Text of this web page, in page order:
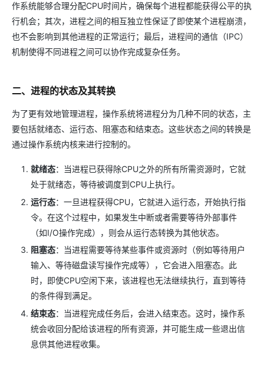
作系统能够合理分配CPU时间片，确保每个进程都能获得公平的执
行机会；其次，进程之间的相互独立性保证了即使某个进程崩溃，
也不会影响到其他进程的正常运行；最后，进程间的通信（IPC）
机制使得不同进程之间可以协作完成复杂任务。
二、进程的状态及其转换
为了更有效地管理进程，操作系统将进程分为几种不同的状态，主
要包括就绪态、运行态、阻塞态和结束态。这些状态之间的转换是
通过操作系统内核来进行控制的。
就绪态：当进程已获得除CPU之外的所有所需资源时，它就
处于就绪态，等待被调度到CPU上执行。
运行态：一旦进程获得CPU，它就进入运行态，开始执行指
令。在这个过程中，如果发生中断或者需要等待外部事件
（如I/O操作完成），则会从运行态转换为其他状态。
阻塞态：当进程需要等待某些事件或资源时（例如等待用户
输入、等待磁盘读写操作完成等），它会进入阻塞态。此
时，即使CPU空闲下来，该进程也无法继续执行，直到等待
的条件得到满足。
结束态：当进程完成任务后，会进入结束态。这时，操作系
统会收回分配给该进程的所有资源，并可能生成一些退出信
息供其他进程收集。